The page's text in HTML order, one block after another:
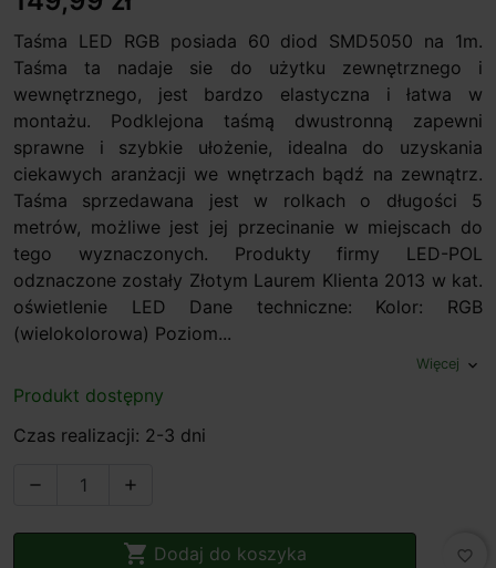
Taśma LED RGB posiada 60 diod SMD5050 na 1m.
Taśma ta nadaje sie do użytku zewnętrznego i
wewnętrznego, jest bardzo elastyczna i łatwa w
montażu. Podklejona taśmą dwustronną zapewni
sprawne i szybkie ułożenie, idealna do uzyskania
ciekawych aranżacji we wnętrzach bądź na zewnątrz.
Taśma sprzedawana jest w rolkach o długości 5
metrów, możliwe jest jej przecinanie w miejscach do
tego wyznaczonych. Produkty firmy LED-POL
odznaczone zostały Złotym Laurem Klienta 2013 w kat.
oświetlenie LED Dane techniczne: Kolor: RGB
(wielokolorowa) Poziom...
Więcej expand_more
Produkt dostępny
Czas realizacji: 2-3 dni
 
 Dodaj do koszyka favorite_border